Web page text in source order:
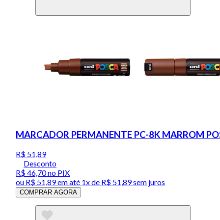
MARCADOR PERMANENTE PC-8K MARROM
R$ 51,89
Desconto
R$ 46,70no PIX
ou R$ 51,89em até 1x de R$ 51,89sem juros
COMPRAR AGORA